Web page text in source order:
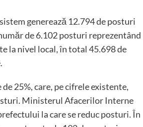
generează 12.794 de posturi
de 6.102 posturi reprezentând
la nivel local, în total 45.698 de
25%, care, pe cifrele existente,
Ministerul Afacerilor Interne
la care se reduc posturi. În